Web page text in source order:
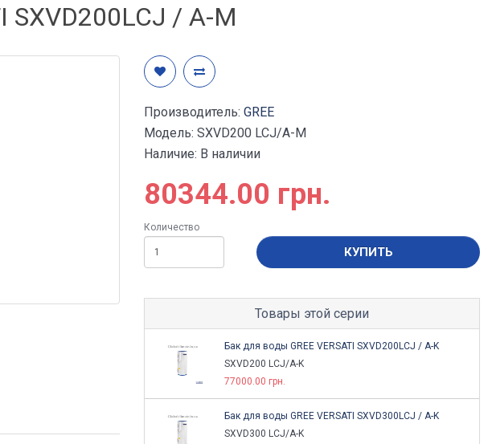
SXVD200LCJ / A-M
Производитель: GREE
Модель: SXVD200 LCJ/A-M
Наличие: В наличии
80344.00 грн.
Количество
КУПИТЬ
Товары этой серии
Бак для воды GREE VERSATI SXVD200LCJ / A-K
SXVD200 LCJ/A-K
77000.00 грн.
Бак для воды GREE VERSATI SXVD300LCJ / A-K
SXVD300 LCJ/A-K